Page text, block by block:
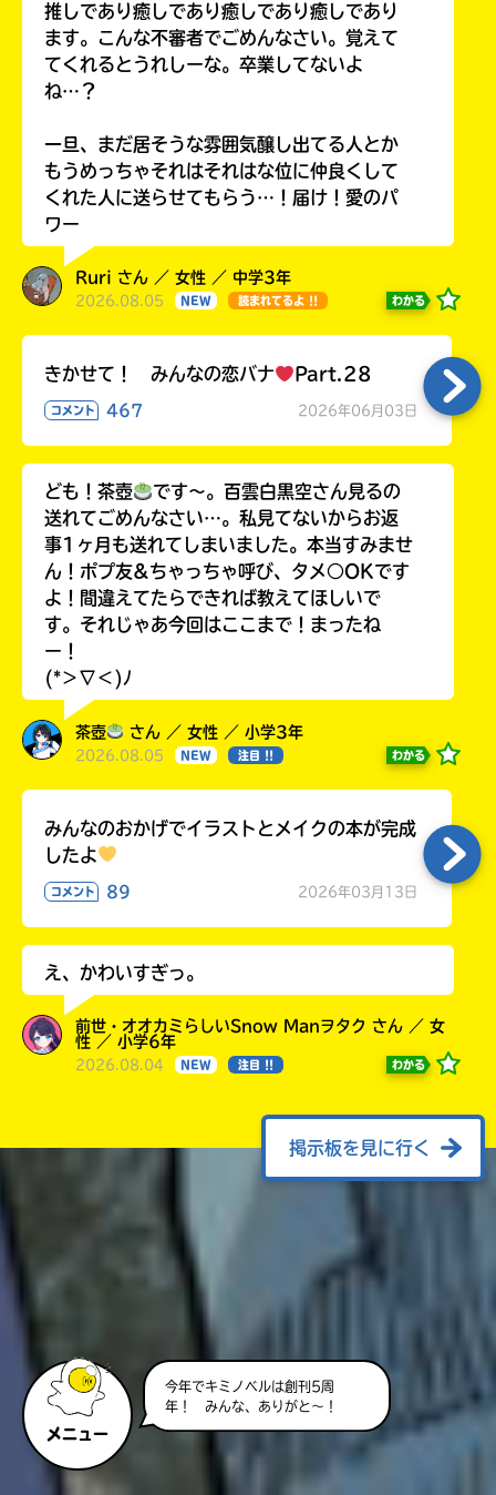
メニュー
今年でキミノベルは創刊5周
年！ みんな、ありがと～！
推しであり癒しであり癒しであり癒しであり
ます。こんな不審者でごめんなさい。覚えて
てくれるとうれしーな。卒業してないよ
ね…？
一旦、まだ居そうな雰囲気醸し出てる人とか
もうめっちゃそれはそれはな位に仲良くして
くれた人に送らせてもらう…！届け！愛のパ
ワー
Ruri さん ／ 女性 ／ 中学3年
2026.08.05 NEW 読まれてるよ !! わかる
きかせて！ みんなの恋バナ Part.28
コメント 467 2026年06月03日
ども！茶壺
です～。百雲白黒空さん見るの
送れてごめんなさい…。私見てないからお返
事1ヶ月も送れてしまいました。本当すみませ
ん！ポプ友&ちゃっちゃ呼び、タメ○OKです
よ！間違えてたらできれば教えてほしいで
す。それじゃあ今回はここまで！まったね
ー！
(*＞∇＜)ﾉ
茶壺 さん ／ 女性 ／ 小学3年
2026.08.05 NEW 注目 !! わかる
みんなのおかげでイラストとメイクの本が完成
したよ
コメント 89 2026年03月13日
え、かわいすぎっ。
前世・オオカミらしいSnow Manヲタク さん ／ 女
性 ／ 小学6年
2026.08.04 NEW 注目 !! わかる
掲示板を見に行く